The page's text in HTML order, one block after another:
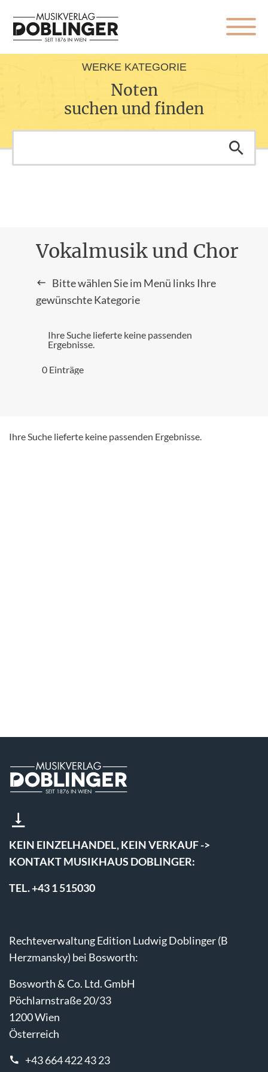
WERKE KATEGORIE
Noten
suchen und finden
Vokalmusik und Chor
Bitte wählen Sie im Menü links Ihre
gewünschte Kategorie
Ihre Suche lieferte keine passenden
Ergebnisse.
0 Einträge
Ihre Suche lieferte keine passenden Ergebnisse.
KEIN EINZELHANDEL, KEIN VERKAUF ->
KONTAKT MUSIKHAUS DOBLINGER:
TEL. +43 1 515030
Rechteverwaltung Edition Ludwig Doblinger (B
Herzmansky) bei Bosworth:
Bosworth & Co. Ltd. GmbH
Pöchlarnstraße 20/33
1200 Wien
Österreich
+43 664 422 43 23